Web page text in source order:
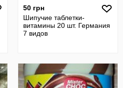
50 грн
Шипучие таблетки-
витамины 20 шт. Германия
7 видов